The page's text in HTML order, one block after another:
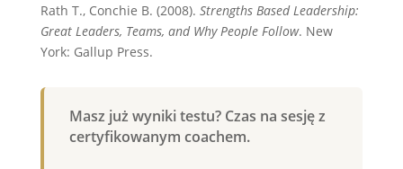
Rath T., Conchie B. (2008). Strengths Based Leadership:
Great Leaders, Teams, and Why People Follow. New
York: Gallup Press.
Masz już wyniki testu? Czas na sesję z
certyfikowanym coachem.